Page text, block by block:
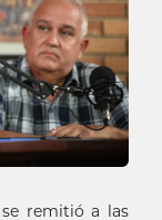
remitió a las